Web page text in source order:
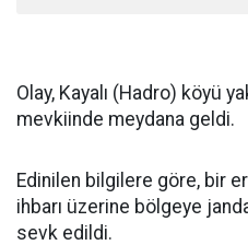
Olay, Kayalı (Hadro) köyü
mevkiinde meydana geldi.
Edinilen bilgilere göre, bir
ihbarı üzerine bölgeye
sevk edildi.